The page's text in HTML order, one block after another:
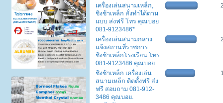
เครื่องเล่นสนามเหล็ก,
ชิงช้าเหล็ก สั่งทำได้ตาม
แบบ ส่งฟรี โทร คุณบอย
081-9123486*
เครื่องเล่นสนามกลาง
แจ้งสถานที่ราชการ
ชิงช้าเหล็กโรงเรียน โทร
081-9123486 คุณบอย
ชิงช้าเหล็ก เครื่องเล่น
สนามเหล็ก ติดตั้งฟรี ส่ง
ฟรี สอบถาม 081-912-
3486 คุณบอย.